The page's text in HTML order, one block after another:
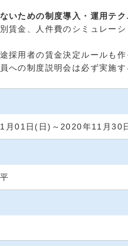
いための制度導入・運用テク
金、人件費のシミュレーシ
用者の賃金決定ルールも作
の制度説明会は必ず実施す
月01日(日)～2020年11月30